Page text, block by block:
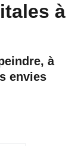
à
à
envies